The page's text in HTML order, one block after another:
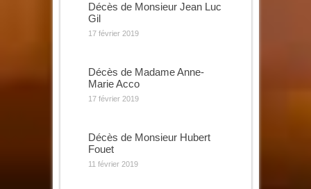
Décès de Monsieur Jean Luc
Gil
17 février 2019
Décès de Madame Anne-
Marie Acco
17 février 2019
Décès de Monsieur Hubert
Fouet
11 février 2019